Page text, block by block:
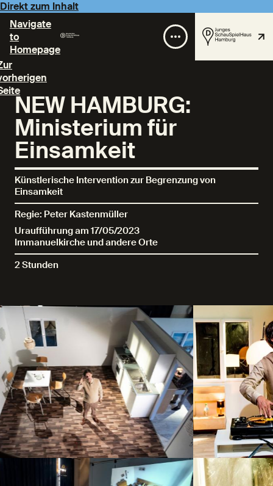
Direkt zum Inhalt
Navigate
to
Homepage
NEW HAMBURG:
Ministerium für
Einsamkeit
Künstlerische Intervention zur Begrenzung von
Einsamkeit
Regie: Peter Kastenmüller
Uraufführung am 17/05/2023
Immanuelkirche und andere Orte
2 Stunden